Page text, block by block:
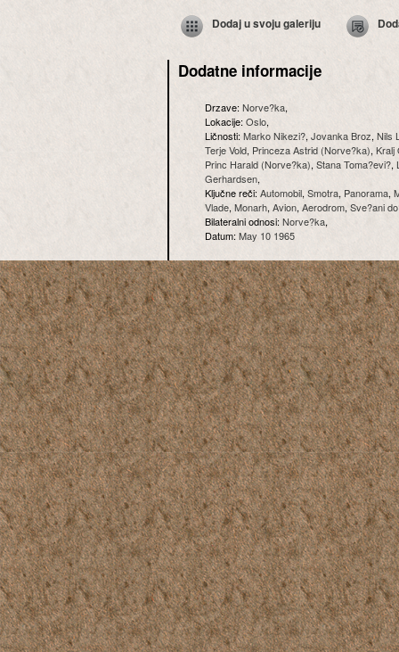
Dodaj u svoju galeriju
Dodatne informacije
Drzave:Norve?ka,
Lokacije:Oslo,
Ličnosti:Marko Nikezi?, Jovanka Broz, Nils
Terje Vold, Princeza Astrid (Norve?ka), Kralj
Princ Harald (Norve?ka), Stana Toma?evi?,
Gerhardsen,
Ključne reči:Automobil, Smotra, Panorama,
Vlade, Monarh, Avion, Aerodrom, Sve?ani
Bilateralni odnosi:Norve?ka,
Datum:May 10 1965